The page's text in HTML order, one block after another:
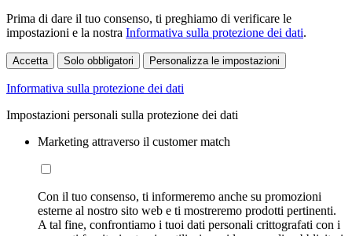
Prima di dare il tuo consenso, ti preghiamo di verificare le
impostazioni e la nostra Informativa sulla protezione dei dati.
Accetta Solo obbligatori Personalizza le impostazioni
Informativa sulla protezione dei dati
Impostazioni personali sulla protezione dei dati
Marketing attraverso il customer match
Con il tuo consenso, ti informeremo anche su promozioni
esterne al nostro sito web e ti mostreremo prodotti pertinenti.
A tal fine, confrontiamo i tuoi dati personali crittografati con i